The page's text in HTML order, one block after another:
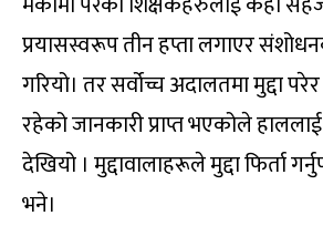
प्रयासस्वरूप तीन हप्ता लगाएर
गरियो। तर सर्वोच्च अदालतमा मुद्दा
रहेको जानकारी प्राप्त भएकोले
देखियो । मुद्दावालाहरूले मुद्दा फिर्ता
भने।